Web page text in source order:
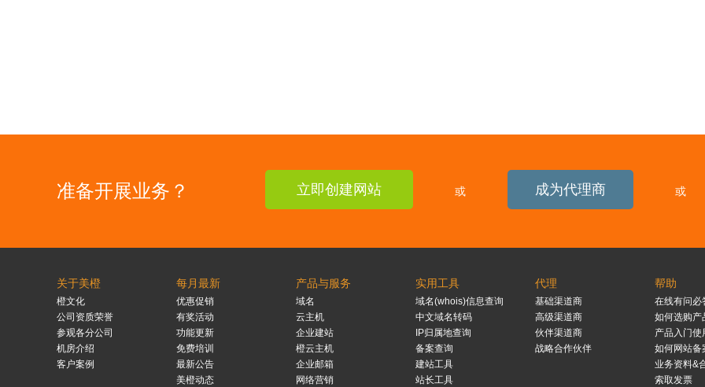
准备开展业务？ 立即创建网站 或 成为代理商 或
关于美橙
橙文化
公司资质荣誉
参观各分公司
机房介绍
客户案例
每月最新
优惠促销
有奖活动
功能更新
免费培训
最新公告
美橙动态
产品与服务
域名
云主机
企业建站
橙云主机
企业邮箱
网络营销
实用工具
域名(whois)信息查询
中文域名转码
IP归属地查询
备案查询
建站工具
站长工具
代理
基础渠道商
高级渠道商
伙伴渠道商
战略合作伙伴
帮助
在线有问必
如何选购产
产品入门使
如何网站备
业务资料&
索取发票